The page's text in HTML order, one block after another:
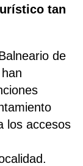
tan
de
los accesos